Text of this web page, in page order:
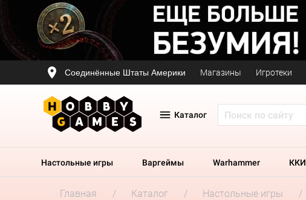
Соединённые Штаты Америки Магазины Игротеки
Каталог
Настольные игры Варгеймы Warhammer ККИ
Главная Каталог Настольные игры